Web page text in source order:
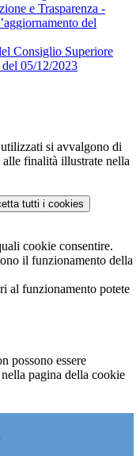
e Trasparenza -
del
Consiglio Superiore
05/12/2023
si avvalgono di
finalità illustrate nella
tutti i cookies
cookie consentire.
il funzionamento della
al funzionamento potete
possono essere
pagina della cookie